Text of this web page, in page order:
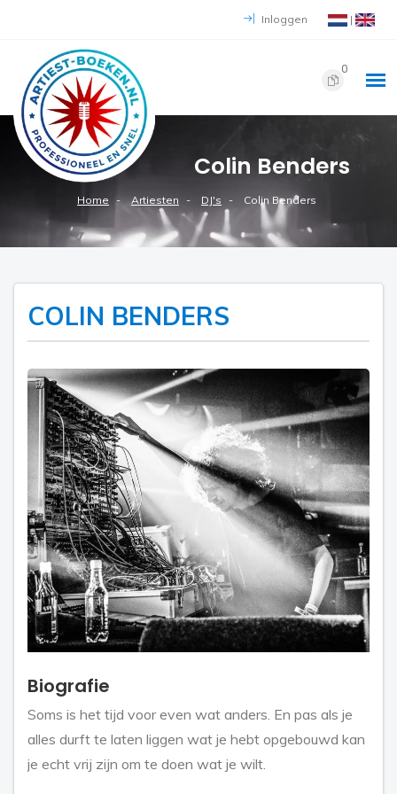
Inloggen |
0
Colin Benders
Home Artiesten DJ's Colin Benders
COLIN BENDERS
Biografie
Soms is het tijd voor even wat anders. En pas als je
alles durft te laten liggen wat je hebt opgebouwd kan
je echt vrij zijn om te doen wat je wilt.